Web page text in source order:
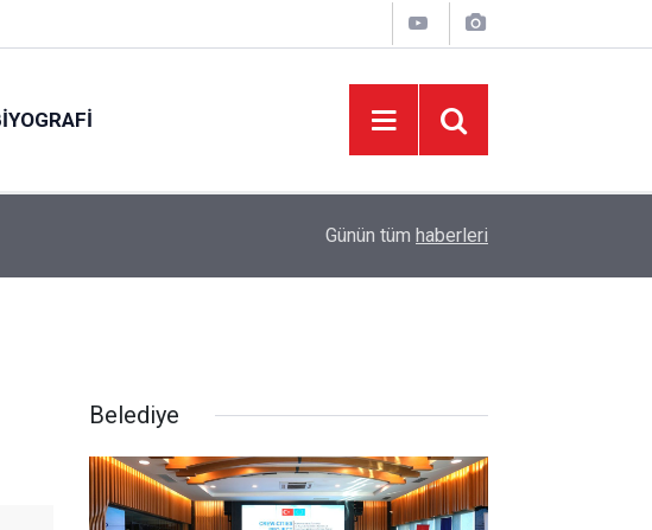
İklim Dirençli Tarım İçin Güç Birliği
Günün tüm haberleri
Belediye